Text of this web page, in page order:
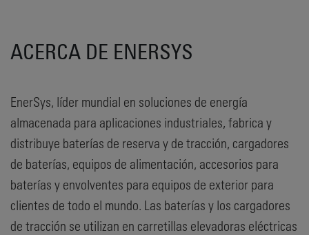
ACERCA DE ENERSYS
EnerSys, líder mundial en soluciones de energía
almacenada para aplicaciones industriales, fabrica y
distribuye baterías de reserva y de tracción, cargadores
de baterías, equipos de alimentación, accesorios para
baterías y envolventes para equipos de exterior para
clientes de todo el mundo. Las baterías y los cargadores
de tracción se utilizan en carretillas elevadoras eléctricas